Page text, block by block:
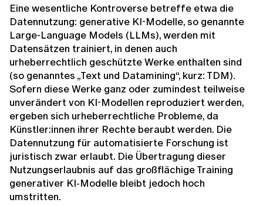
Eine wesentliche Kontroverse betreffe etwa die
Datennutzung: generative KI-Modelle, so genannte
Large-Language Models (LLMs), werden mit
Datensätzen trainiert, in denen auch
urheberrechtlich geschützte Werke enthalten sind
(so genanntes „Text und Datamining“, kurz: TDM).
Sofern diese Werke ganz oder zumindest teilweise
unverändert von KI-Modellen reproduziert werden,
ergeben sich urheberrechtliche Probleme, da
Künstler:innen ihrer Rechte beraubt werden. Die
Datennutzung für automatisierte Forschung ist
juristisch zwar erlaubt. Die Übertragung dieser
Nutzungserlaubnis auf das großflächige Training
generativer KI‑Modelle bleibt jedoch hoch
umstritten.